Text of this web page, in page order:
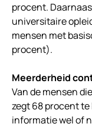
procent.
universitaire
mensen met
procent).
Meerderheid
Van de mensen
zegt 68 procent
informatie wel of